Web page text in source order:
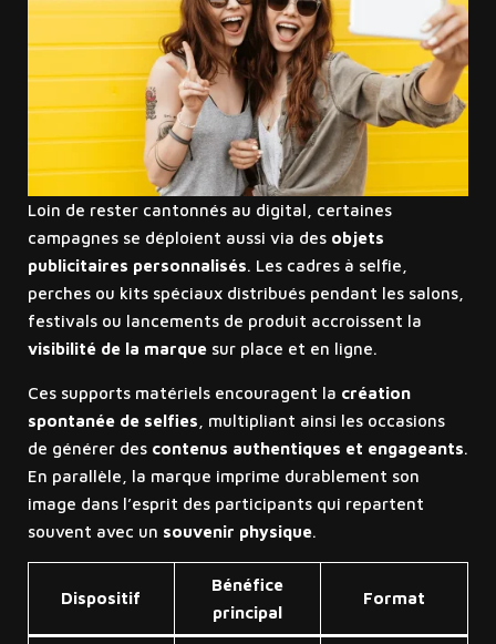
Loin de rester cantonnés au digital, certaines
campagnes se déploient aussi via des objets
publicitaires personnalisés. Les cadres à selfie,
perches ou kits spéciaux distribués pendant les salons,
festivals ou lancements de produit accroissent la
visibilité de la marquesur place et en ligne.
Ces supports matériels encouragent la création
spontanée de selfies , multipliant ainsi les occasions
de générer des contenus authentiques et engageants.
En parallèle, la marque imprime durablement son
image dans l’esprit des participants qui repartent
souvent avec un souvenir physique.
Dispositif
Bénéfice
principal
Format